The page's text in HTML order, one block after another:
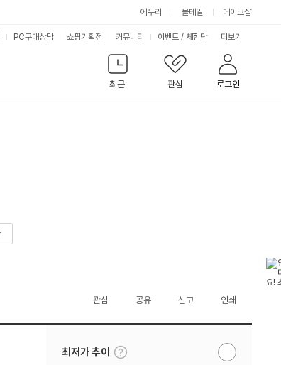
에누리 몰테일 메이크샵
최근
관심 로그인
PC구매상담 쇼핑기획전 커뮤니티 이벤트 / 체험단 서
비
스
더보기
관심 공유 신고 인쇄
최저가 추이
툴
팁
알